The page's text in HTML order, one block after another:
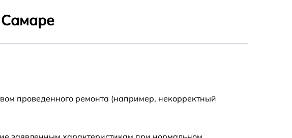
Самаре
проведенного ремонта (например, некорректный